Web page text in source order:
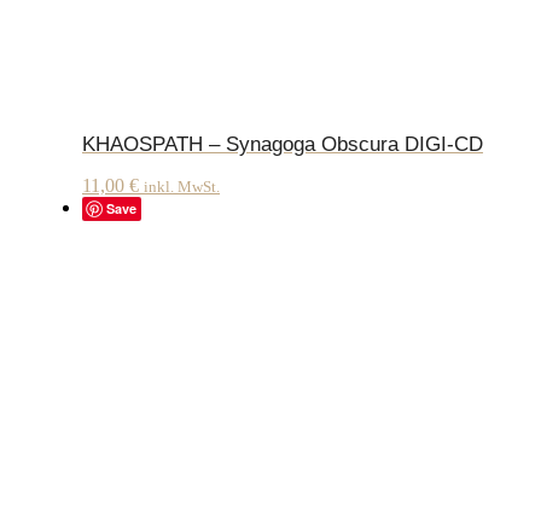
KHAOSPATH – Synagoga Obscura DIGI-CD
11,00 € inkl. MwSt.
Save